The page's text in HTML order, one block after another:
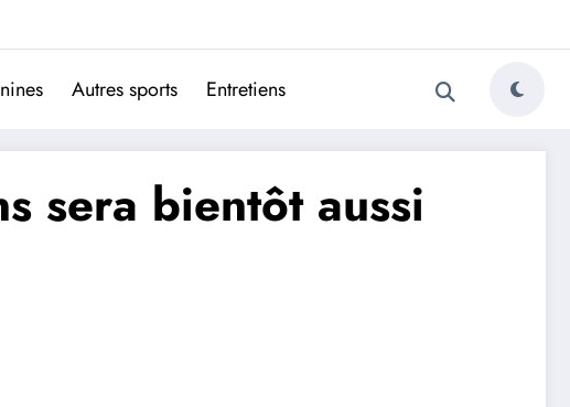
portugais
Autres sports Entretiens
sera bientôt aussi